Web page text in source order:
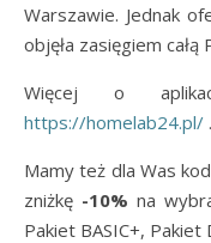
Warszawie. Jednak
objęła zasięgiem całą
Więcej o
https://homelab24.pl/ .
Mamy też dla Was
zniżkę -10% na
Pakiet BASIC+, Pakiet